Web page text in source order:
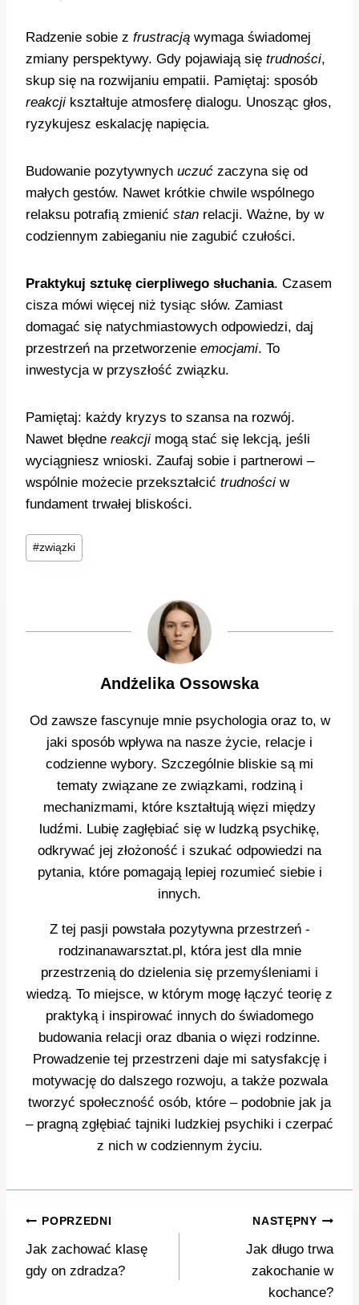
Radzenie sobie z frustracją wymaga świadomej
zmiany perspektywy. Gdy pojawiają się trudności,
skup się na rozwijaniu empatii. Pamiętaj: sposób
reakcji kształtuje atmosferę dialogu. Unosząc głos,
ryzykujesz eskalację napięcia.
Budowanie pozytywnych uczuć zaczyna się od
małych gestów. Nawet krótkie chwile wspólnego
relaksu potrafią zmienić stan relacji. Ważne, by w
codziennym zabieganiu nie zagubić czułości.
Praktykuj sztukę cierpliwego słuchania. Czasem
cisza mówi więcej niż tysiąc słów. Zamiast
domagać się natychmiastowych odpowiedzi, daj
przestrzeń na przetworzenie emocjami. To
inwestycja w przyszłość związku.
Pamiętaj: każdy kryzys to szansa na rozwój.
Nawet błędne reakcji mogą stać się lekcją, jeśli
wyciągniesz wnioski. Zaufaj sobie i partnerowi –
wspólnie możecie przekształcić trudności w
fundament trwałej bliskości.
Tagi
wpisu:
#związki
Andżelika Ossowska
Od zawsze fascynuje mnie psychologia oraz to, w
jaki sposób wpływa na nasze życie, relacje i
codzienne wybory. Szczególnie bliskie są mi
tematy związane ze związkami, rodziną i
mechanizmami, które kształtują więzi między
ludźmi. Lubię zagłębiać się w ludzką psychikę,
odkrywać jej złożoność i szukać odpowiedzi na
pytania, które pomagają lepiej rozumieć siebie i
innych.
Z tej pasji powstała pozytywna przestrzeń -
rodzinanawarsztat.pl, która jest dla mnie
przestrzenią do dzielenia się przemyśleniami i
wiedzą. To miejsce, w którym mogę łączyć teorię z
praktyką i inspirować innych do świadomego
budowania relacji oraz dbania o więzi rodzinne.
Prowadzenie tej przestrzeni daje mi satysfakcję i
motywację do dalszego rozwoju, a także pozwala
tworzyć społeczność osób, które – podobnie jak ja
– pragną zgłębiać tajniki ludzkiej psychiki i czerpać
z nich w codziennym życiu.
Nawigacja
wpisu
POPRZEDNI
Jak zachować klasę
gdy on zdradza?
NASTĘPNY
Jak długo trwa
zakochanie w
kochance?